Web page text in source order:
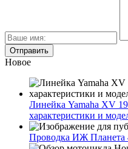
Новое
Линейка Yamaha XV
характеристики и
Проводка ИЖ Планета